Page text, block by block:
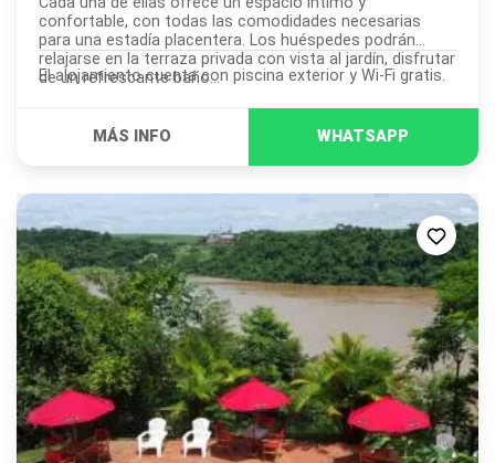
confortable, con todas las comodidades necesarias
para una estadía placentera. Los huéspedes podrán
relajarse en la terraza privada con vista al jardín, disfrutar
de un refrescante baño...
El alojamiento cuenta con piscina exterior y Wi-Fi gratis.